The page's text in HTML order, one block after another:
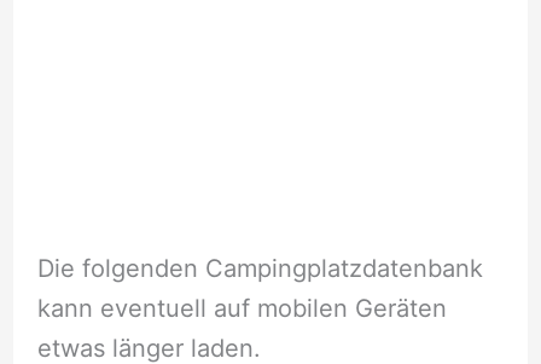
Die folgenden Campingplatzdatenbank
kann eventuell auf mobilen Geräten
etwas länger laden.